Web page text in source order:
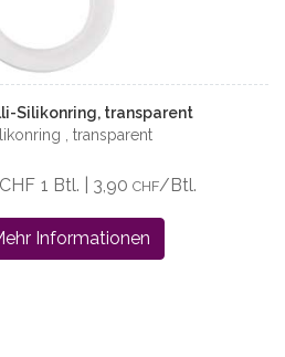
Silikonring, transparent
, transparent
CHF 1 Btl. | 3,90 CHF/Btl.
Informationen